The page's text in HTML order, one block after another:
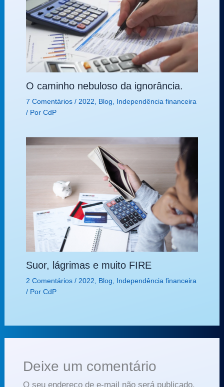
O caminho nebuloso da ignorância.
7 Comentários / 2022 Blog
Independência financeira
/ Por CdP
Suor, lágrimas e muito FIRE
2 Comentários / 2022, Blog, Independência financeira
/ Por CdP
Deixe um comentário
O seu endereço de e-mail não será publicado.